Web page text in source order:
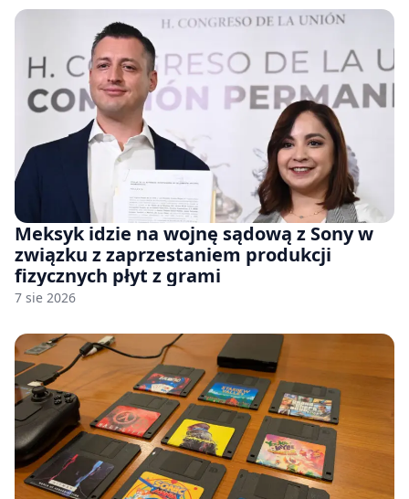
Meksyk idzie na wojnę sądową z Sony w
związku z zaprzestaniem produkcji
fizycznych płyt z grami
7 sie 2026